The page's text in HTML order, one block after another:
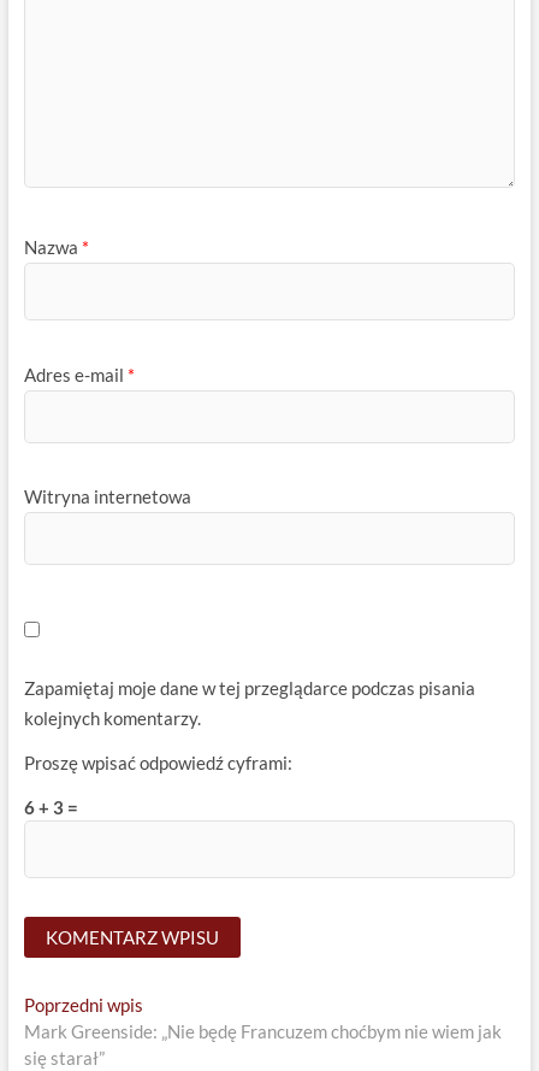
Nazwa *
Adres e-mail *
Witryna internetowa
Zapamiętaj moje dane w tej przeglądarce podczas pisania
kolejnych komentarzy.
Proszę wpisać odpowiedź cyframi:
6 + 3 =
Nawigacja
wpisu
Poprzedni wpisPrevious
post:
Mark Greenside: „Nie będę Francuzem choćbym nie wiem jak
się starał”